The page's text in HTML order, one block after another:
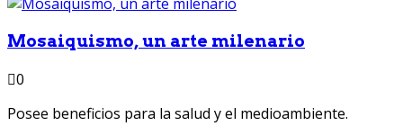
Mosaiquismo, un arte milenario
0
Posee beneficios para la salud y el medioambiente.